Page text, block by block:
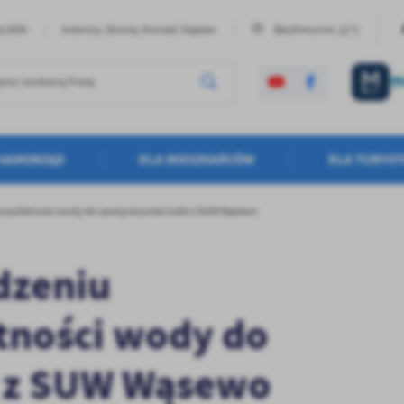
Imieniny: Dorota, Konrad, Kajetan
SAMORZĄD DLA MIESZKAŃCÓW DLA
wody do spożycia przez ludzi z SUW Wąsewo
wody do
SUW Wąsewo